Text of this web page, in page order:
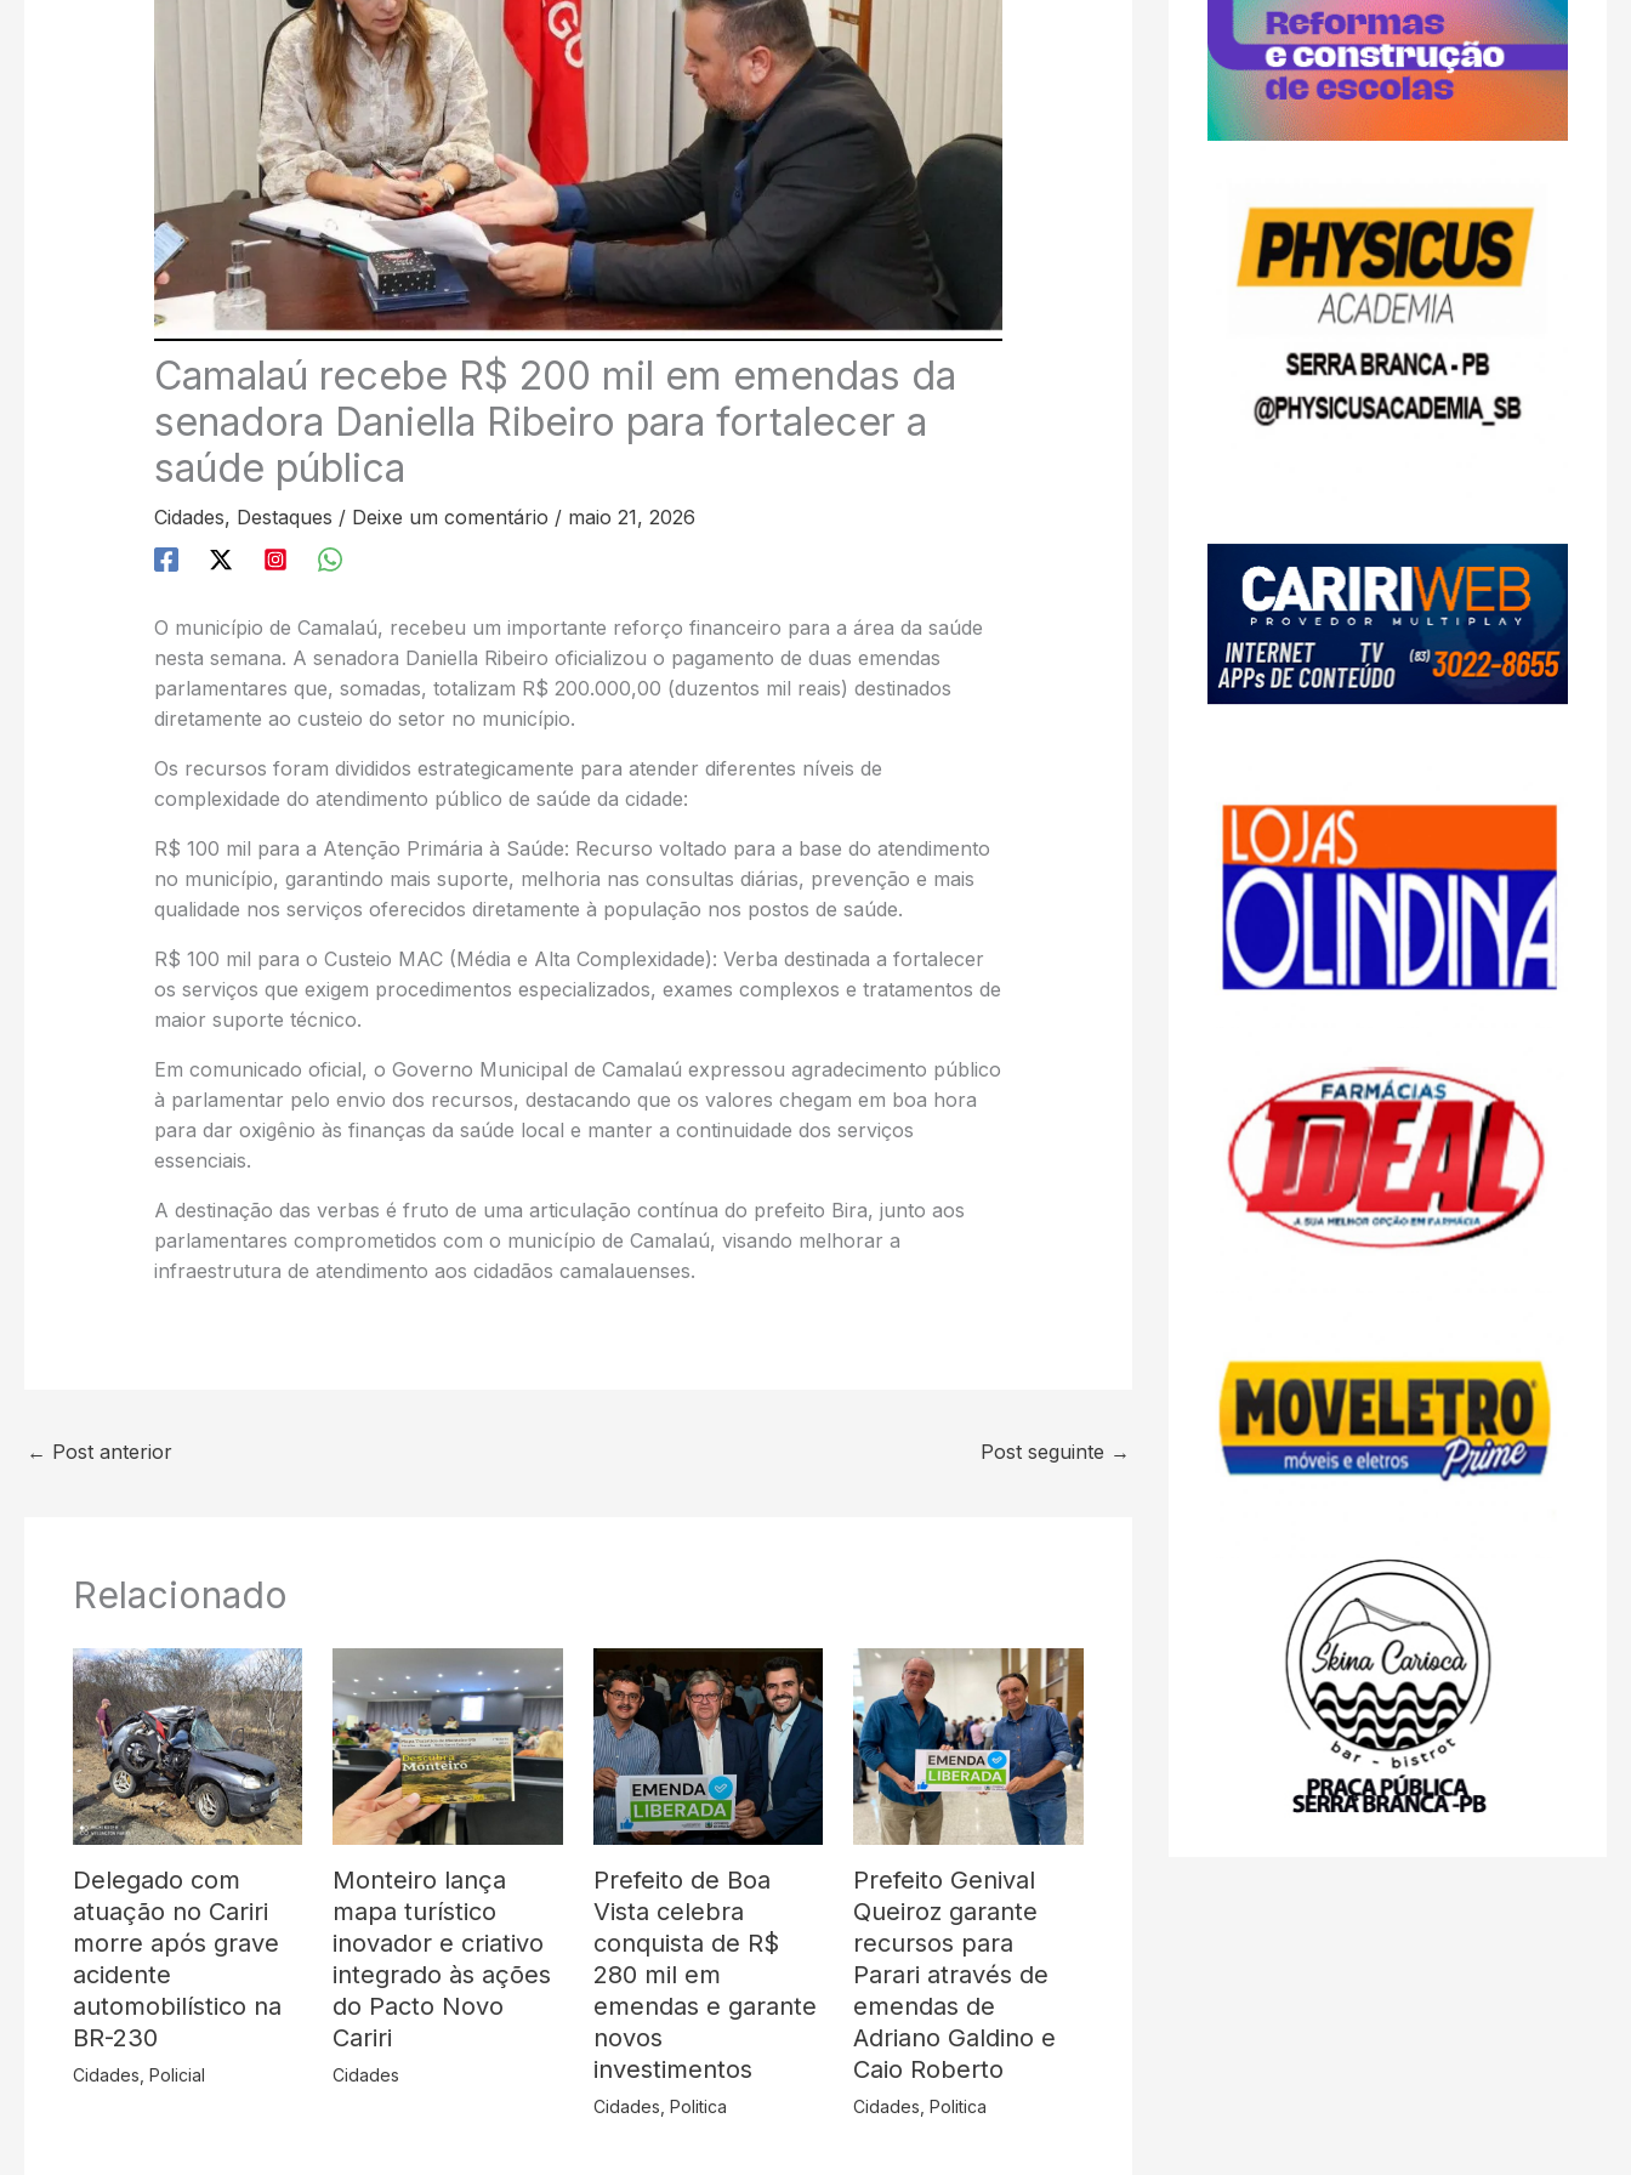
Camalaú recebe R$ 200 mil em emendas da
senadora Daniella Ribeiro para fortalecer a
saúde pública
Cidades, Destaques / Deixe um comentário / maio 21, 2026
O município de Camalaú, recebeu um importante reforço financeiro para a área da saúde
nesta semana. A senadora Daniella Ribeiro oficializou o pagamento de duas emendas
parlamentares que, somadas, totalizam R$ 200.000,00 (duzentos mil reais) destinados
diretamente ao custeio do setor no município.
Os recursos foram divididos estrategicamente para atender diferentes níveis de
complexidade do atendimento público de saúde da cidade:
R$ 100 mil para a Atenção Primária à Saúde: Recurso voltado para a base do atendimento
no município, garantindo mais suporte, melhoria nas consultas diárias, prevenção e mais
qualidade nos serviços oferecidos diretamente à população nos postos de saúde.
R$ 100 mil para o Custeio MAC (Média e Alta Complexidade): Verba destinada a fortalecer
os serviços que exigem procedimentos especializados, exames complexos e tratamentos de
maior suporte técnico.
Em comunicado oficial, o Governo Municipal de Camalaú expressou agradecimento público
à parlamentar pelo envio dos recursos, destacando que os valores chegam em boa hora
para dar oxigênio às finanças da saúde local e manter a continuidade dos serviços
essenciais.
A destinação das verbas é fruto de uma articulação contínua do prefeito Bira, junto aos
parlamentares comprometidos com o município de Camalaú, visando melhorar a
infraestrutura de atendimento aos cidadãos camalauenses.
← Post anterior Post seguinte →
Relacionado
Delegado com
atuação no Cariri
morre após grave
acidente
automobilístico na
BR-230
Cidades Policial
Monteiro lança
mapa turístico
inovador e criativo
integrado às ações
do Pacto Novo
Cariri
Cidades
Prefeito de Boa
Vista celebra
conquista de R$
280 mil em
emendas e garante
novos
investimentos
Cidades Politica
Prefeito Genival
Queiroz garante
recursos para
Parari através de
emendas de
Adriano Galdino e
Caio Roberto
Cidades ,Politica